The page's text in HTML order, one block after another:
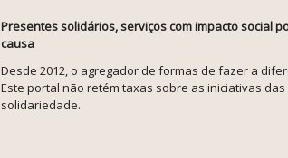
Presentes solidários, serviços com impacto social
causa
Desde 2012, o agregador de formas de fazer a
Este portal não retém taxas sobre as iniciativas
solidariedade.